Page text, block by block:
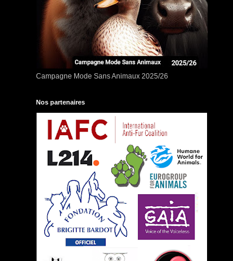
Campagne Mode Sans Animaux 2025/26
Nos partenaires